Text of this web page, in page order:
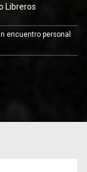
Libreros
encuentro personal